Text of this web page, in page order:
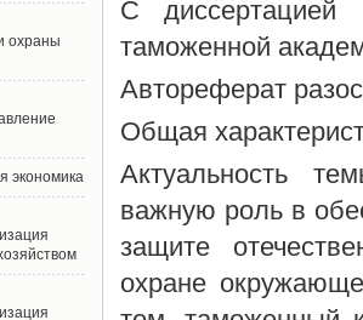
С диссертацией
таможенной
Автореферат
Общая
Актуальность
важную роль в
защите
охране
охраны
экономика